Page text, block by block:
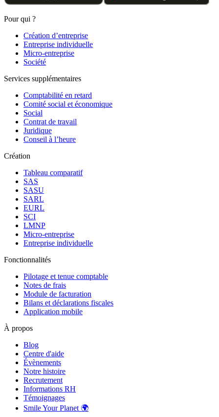
Pour qui ?
Création d’entreprise
Entreprise individuelle
Micro-entreprise
Société
Services supplémentaires
Comptabilité en retard
Comité social et économique
Social
Contrat de travail
Juridique
Conseil à l’heure
Création
Tableau comparatif
SAS
SASU
SARL
EURL
SCI
LMNP
Micro-entreprise
Entreprise individuelle
Fonctionnalités
Pilotage et tenue comptable
Notes de frais
Module de facturation
Bilans et déclarations fiscales
Application mobile
À propos
Blog
Centre d'aide
Évènements
Notre histoire
Recrutement
Informations RH
Témoignages
Smile Your Planet 🌍